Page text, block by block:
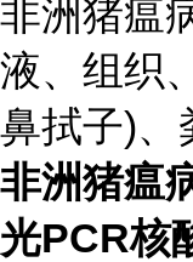
非洲猪瘟
液、组织
鼻拭子)、
非洲猪瘟
光PCR核